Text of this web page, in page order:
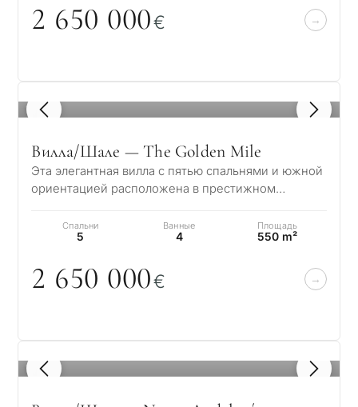
2 650 000€
1 / 8
Вилла/Шале — The Golden Mile
Эта элегантная вилла с пятью спальнями и южной
ориентацией расположена в престижном
Спальни
5
Ванные
4
Площадь
550 m²
2 650 000€
1 / 8
КВИЗ
Персональная
целью